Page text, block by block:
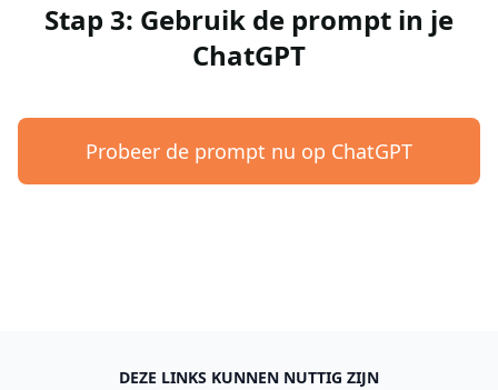
Stap 3: Gebruik de prompt in je
ChatGPT
Probeer de prompt nu op ChatGPT
DEZE LINKS KUNNEN NUTTIG ZIJN